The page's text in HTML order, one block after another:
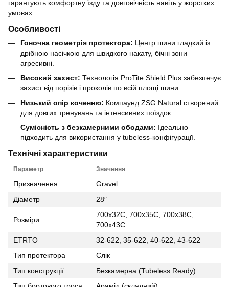
гарантують комфортну їзду та довговічність навіть у жорстких
умовах.
Особливості
Гоночна геометрія протектора: Центр шини гладкий із
дрібною насічкою для швидкого накату, бічні зони —
агресивні.
Високий захист: Технологія ProTite Shield Plus забезпечує
захист від порізів і проколів по всій площі шини.
Низький опір коченню: Компаунд ZSG Natural створений
для довгих тренувань та інтенсивних поїздок
Сумісність з безкамерними ободами: Ідеально
підходить для використання у tubeless-конфігурації.
Технічні характеристики
Параметр Значення
Призначення
Gravel
Діаметр
28″
Розміри
700x32C, 700x35C, 700x38C,
700x43C
ETRTO
32-622, 35-622, 40-622, 43-622
Тип протектора
Слік
Тип конструкції
Безкамерна (Tubeless Ready)